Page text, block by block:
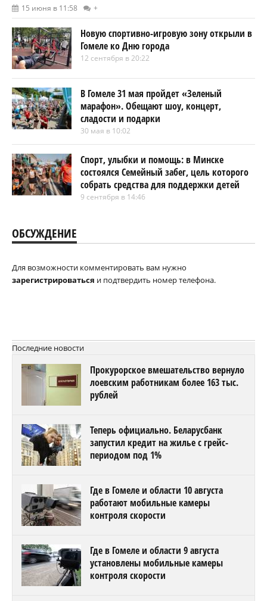
15 июня в 11:58 +
Новую спортивно-игровую зону открыли в
Гомеле ко Дню города
12 сентября в 20:22
В Гомеле 31 мая пройдет «Зеленый
марафон». Обещают шоу, концерт,
сладости и подарки
30 мая в 10:02
Спорт, улыбки и помощь: в Минске
состоялся Семейный забег, цель которого
собрать средства для поддержки детей
9 сентября в 14:46
ОБСУЖДЕНИЕ
Для возможности комментировать вам нужно
зарегистрироваться и подтвердить номер телефона.
Последние новости
Прокурорское вмешательство вернуло
лоевским работникам более 163 тыс.
рублей
Теперь официально. Беларусбанк
запустил кредит на жилье с грейс-
периодом под 1%
Где в Гомеле и области 10 августа
работают мобильные камеры
контроля скорости
Где в Гомеле и области 9 августа
установлены мобильные камеры
контроля скорости